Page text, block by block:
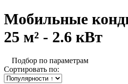
Мобильные
25 м² - 2.6 кВт
Подбор по параметрам
Сортировать по: